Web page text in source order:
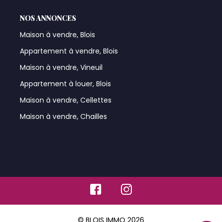
NOS ANNONCES
Maison à vendre, Blois
Appartement à vendre, Blois
Maison à vendre, Vineuil
Appartement à louer, Blois
Maison à vendre, Cellettes
Maison à vendre, Chailles
© BLOIS IMMO 2026